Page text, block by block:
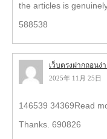
the articles is
588538
เว็บตรงฝากถอนง่
2025年 11月 25日
146539 34369Read
Thanks. 690826